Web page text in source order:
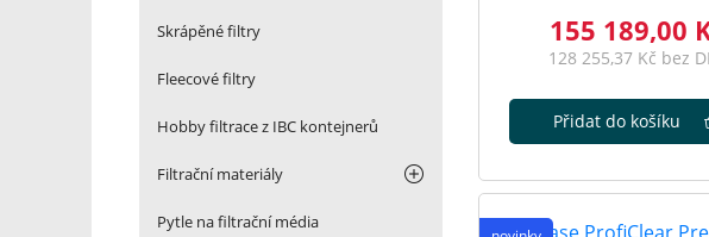
Skrápěné filtry
Fleecové filtry
Hobby filtrace z IBC kontejnerů
Filtrační materiály
Pytle na filtrační média
155 189,00
128 255,37 Kč bez
Přidat do košíku